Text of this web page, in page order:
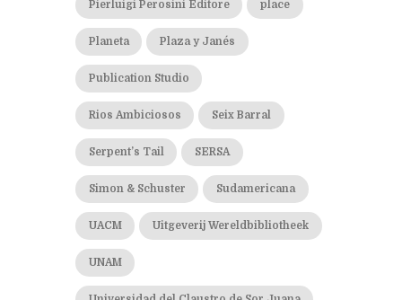
Pierluigi Perosini Editore place
Planeta Plaza y Janés
Publication Studio
Rios Ambiciosos Seix Barral
Serpent’s Tail SERSA
Simon & Schuster Sudamericana
UACM Uitgeverij Wereldbibliotheek
UNAM